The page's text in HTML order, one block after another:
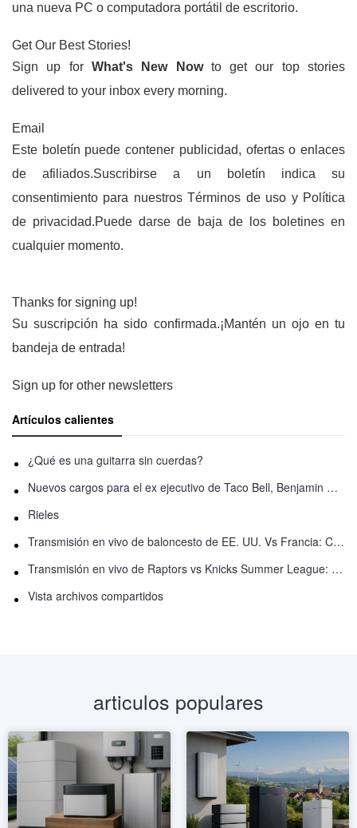
una nueva PC o computadora portátil de escritorio.
Get Our Best Stories!
Sign up for What's New Nowto get our top stories
delivered to your inbox every morning.
Email
Este boletín puede contener publicidad, ofertas o enlaces
de afiliados.Suscribirse a un boletín indica su
consentimiento para nuestros Términos de uso y Política
de privacidad.Puede darse de baja de los boletines en
cualquier momento.
Thanks for signing up!
Su suscripción ha sido confirmada.¡Mantén un ojo en tu
bandeja de entrada!
Sign up for other newsletters
Artículos calientes
¿Qué es una guitarra sin cuerdas?
Nuevos cargos para el ex ejecutivo de Taco Bell, Benjamin Golden, en una pelea con Uber
Rieles
Transmisión en vivo de baloncesto de EE. UU. Vs Francia: Cómo ver en línea
Transmisión en vivo de Raptors vs Knicks Summer League: Cómo ver
Vista archivos compartidos
articulos populares